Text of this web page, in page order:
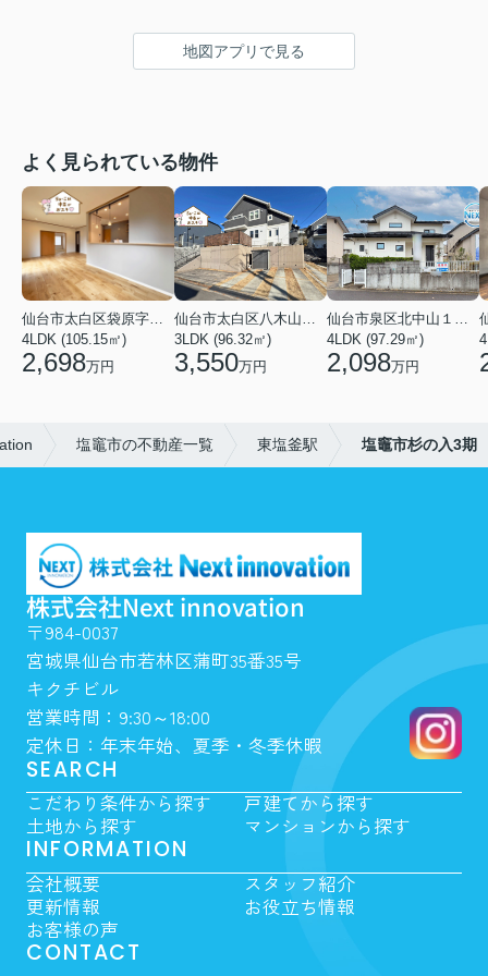
地図アプリで見る
よく見られている物件
4LDK (105.15㎡)
2,698万円
3LDK (96.32㎡)
3,550万円
4LDK (97.29㎡)
2,098万円
塩竈市の不動産一覧 東塩釜駅 塩竈市杉の入3期
株式会社Next innovation
〒984-0037
宮城県仙台市若林区蒲町35番35号
キクチビル
営業時間：9:30～18:00
定休日：年末年始、夏季・冬季休暇
SEARCH
こだわり条件から探す
戸建てから探す
土地から探す
マンションから探す
INFORMATION
会社概要
スタッフ紹介
更新情報
お役立ち情報
お客様の声
CONTACT